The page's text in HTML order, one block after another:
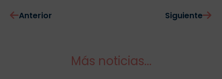
Anterior Siguiente
Más noticias...